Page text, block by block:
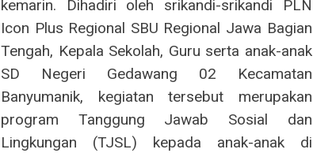
kemarin. Dihadiri oleh srikandi-srikandi PLN
Icon Plus Regional SBU Regional Jawa Bagian
Tengah, Kepala Sekolah, Guru serta anak-anak
SD Negeri Gedawang 02 Kecamatan
Banyumanik, kegiatan tersebut merupakan
program Tanggung Jawab Sosial dan
Lingkungan (TJSL) kepada anak-anak di